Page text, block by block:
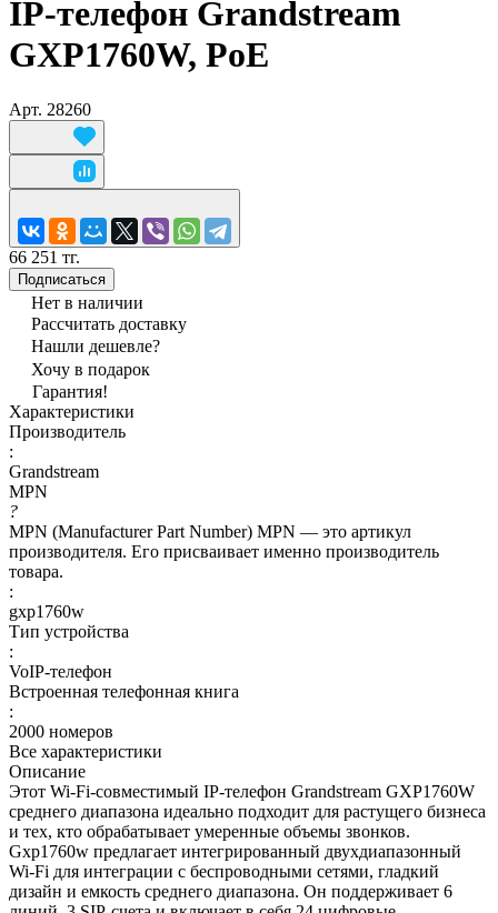
IP-телефон Grandstream
GXP1760W, PoE
Арт. 28260
66 251 тг.
Подписаться
Нет в наличии
Рассчитать доставку
Нашли дешевле?
Хочу в подарок
Гарантия!
Характеристики
Производитель
:
Grandstream
MPN
?
MPN (Manufacturer Part Number) MPN — это артикул
производителя. Его присваивает именно производитель
товара.
:
gxp1760w
Тип устройства
:
VoIP-телефон
Встроенная телефонная книга
:
2000 номеров
Все характеристики
Описание
Этот Wi-Fi-совместимый IP-телефон Grandstream GXP1760W
среднего диапазона идеально подходит для растущего бизнеса
и тех, кто обрабатывает умеренные объемы звонков.
Gxp1760w предлагает интегрированный двухдиапазонный
Wi-Fi для интеграции с беспроводными сетями, гладкий
дизайн и емкость среднего диапазона. Он поддерживает 6